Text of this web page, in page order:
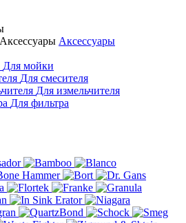
Аксессуары Аксессуары
Для мойки
Для смесителя
Для измельчителя
Для фильтра